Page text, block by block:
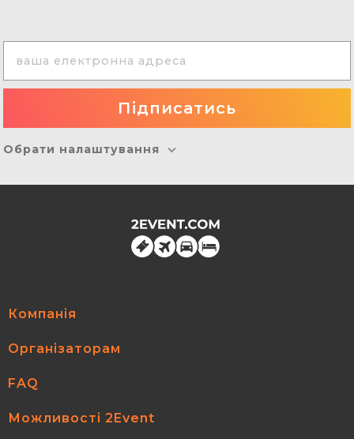
Обрати налаштування
Компанія
Організаторам
FAQ
Можливості 2Event